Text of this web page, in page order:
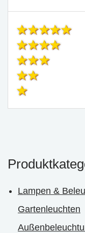
Lampen &
Gartenleuchten